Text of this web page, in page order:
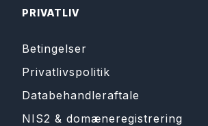
PRIVATLIV
Betingelser
Privatlivspolitik
Databehandleraftale
NIS2 & domæneregistrering